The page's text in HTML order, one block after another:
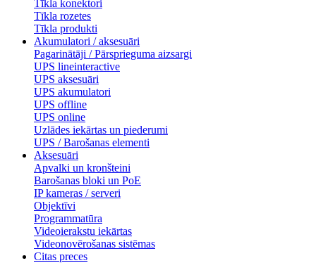
Tīkla konektori
Tīkla rozetes
Tīkla produkti
Akumulatori / aksesuāri
Pagarinātāji / Pārsprieguma aizsargi
UPS lineinteractive
UPS aksesuāri
UPS akumulatori
UPS offline
UPS online
Uzlādes iekārtas un piederumi
UPS / Barošanas elementi
Aksesuāri
Apvalki un kronšteini
Barošanas bloki un PoE
IP kameras / serveri
Objektīvi
Programmatūra
Videoierakstu iekārtas
Videonovērošanas sistēmas
Citas preces